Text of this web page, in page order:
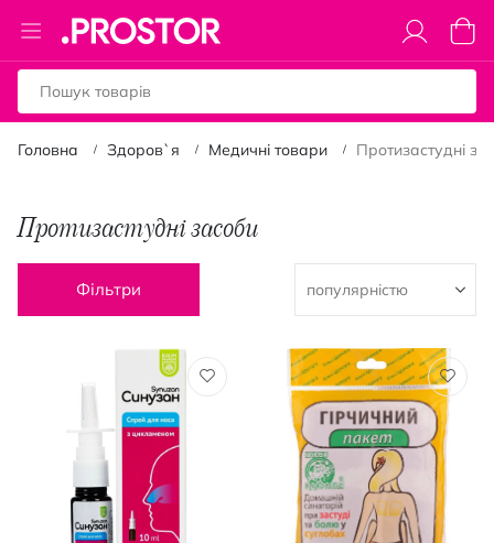
Toggle
Nav
Кошик
Головна Здоров`я Медичні товари Протизастудні
Протизастудні засоби
Фільтри